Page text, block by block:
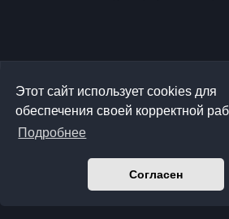
Этот сайт использует cookies для
обеспечения своей корректной
Подробнее
Согласен
Создано на основе
® Forum
Prosilver Dark Edition by
Premium